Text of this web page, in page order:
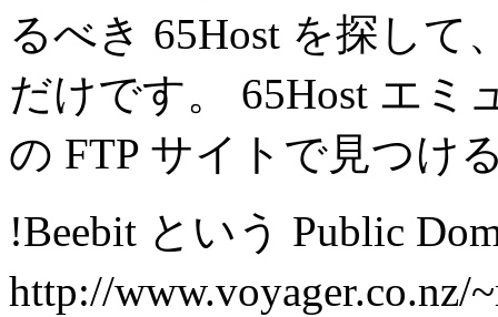
るべき 65Host を探し
だけです。 65Host エミ
の FTP サイトで見つけ
!Beebit という Public
http://